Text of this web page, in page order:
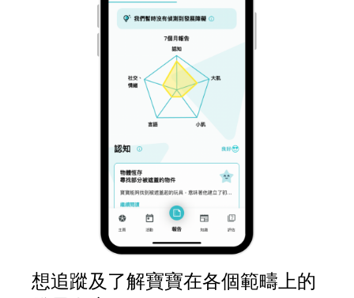
想追蹤及了解寶寶在各個範疇上的